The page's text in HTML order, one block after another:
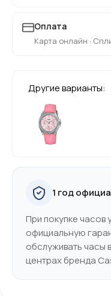
Оплата
Карта онлайн ·
Другие варианты:
1 год
При покупке часов
официальную
обслуживать часы
центрах бренда